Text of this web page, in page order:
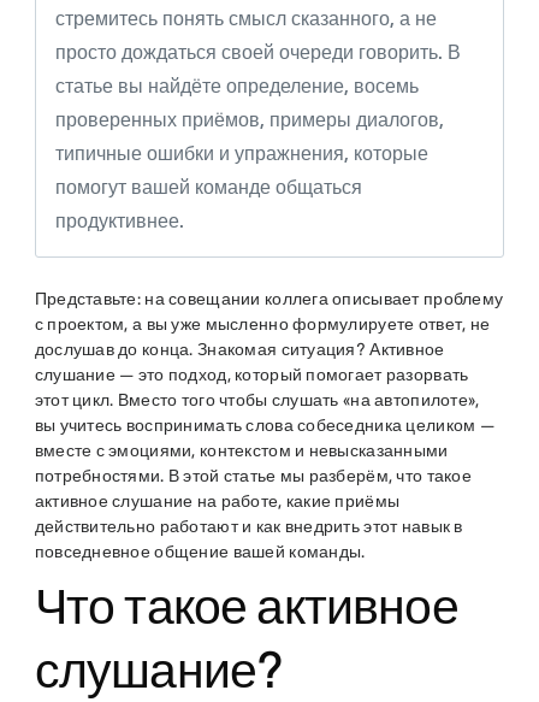
стремитесь понять смысл сказанного, а не
просто дождаться своей очереди говорить. В
статье вы найдёте определение, восемь
проверенных приёмов, примеры диалогов,
типичные ошибки и упражнения, которые
помогут вашей команде общаться
продуктивнее.
Представьте: на совещании коллега описывает проблему
с проектом, а вы уже мысленно формулируете ответ, не
дослушав до конца. Знакомая ситуация? Активное
слушание — это подход, который помогает разорвать
этот цикл. Вместо того чтобы слушать «на автопилоте»,
вы учитесь воспринимать слова собеседника целиком —
вместе с эмоциями, контекстом и невысказанными
потребностями. В этой статье мы разберём, что такое
активное слушание на работе, какие приёмы
действительно работают и как внедрить этот навык в
повседневное общение вашей команды.
Что такое активное
слушание?